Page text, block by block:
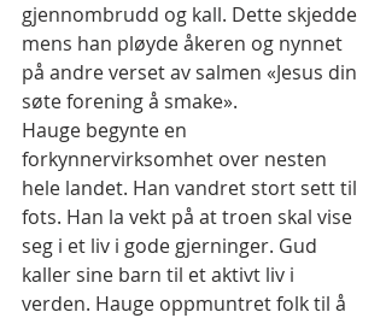
gjennombrudd og kall. Dette skjedde
mens han pløyde åkeren og nynnet
på andre verset av salmen «Jesus din
søte forening å smake».
Hauge begynte en
forkynnervirksomhet over nesten
hele landet. Han vandret stort sett til
fots. Han la vekt på at troen skal vise
seg i et liv i gode gjerninger. Gud
kaller sine barn til et aktivt liv i
verden. Hauge oppmuntret folk til å